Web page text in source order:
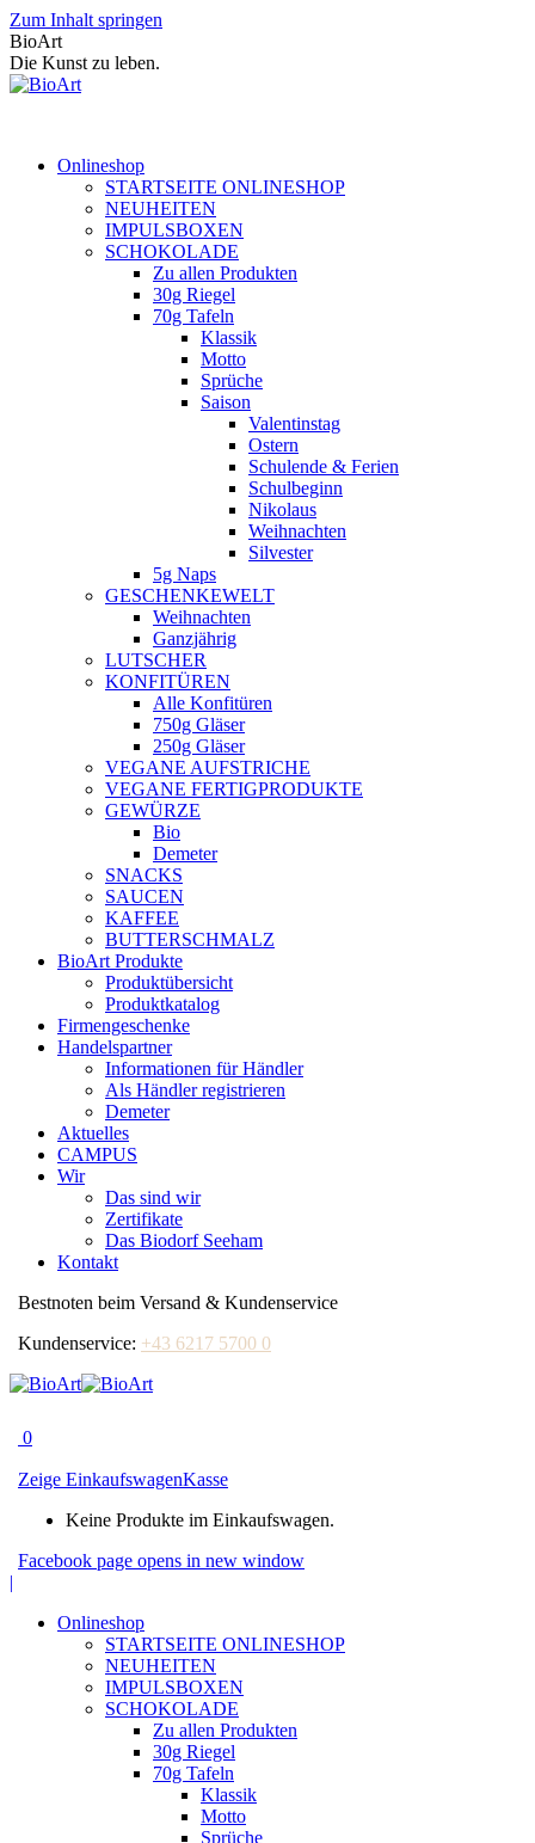
Zum Inhalt springen
BioArt
Die Kunst zu leben.
Onlineshop
STARTSEITE ONLINESHOP
NEUHEITEN
IMPULSBOXEN
SCHOKOLADE
Zu allen Produkten
30g Riegel
70g Tafeln
Klassik
Motto
Sprüche
Saison
Valentinstag
Ostern
Schulende & Ferien
Schulbeginn
Nikolaus
Weihnachten
Silvester
5g Naps
GESCHENKEWELT
Weihnachten
Ganzjährig
LUTSCHER
KONFITÜREN
Alle Konfitüren
750g Gläser
250g Gläser
VEGANE AUFSTRICHE
VEGANE FERTIGPRODUKTE
GEWÜRZE
Bio
Demeter
SNACKS
SAUCEN
KAFFEE
BUTTERSCHMALZ
BioArt Produkte
Produktübersicht
Produktkatalog
Firmengeschenke
Handelspartner
Informationen für Händler
Als Händler registrieren
Demeter
Aktuelles
CAMPUS
Wir
Das sind wir
Zertifikate
Das Biodorf Seeham
Kontakt
Bestnoten beim Versand & Kundenservice
Kundenservice: +43 6217 5700 0
0
Zeige EinkaufswagenKasse
Keine Produkte im Einkaufswagen.
Facebook page opens in new window
|
Onlineshop
STARTSEITE ONLINESHOP
NEUHEITEN
IMPULSBOXEN
SCHOKOLADE
Zu allen Produkten
30g Riegel
70g Tafeln
Klassik
Motto
Sprüche